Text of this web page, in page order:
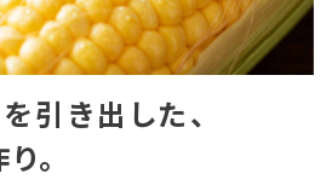
引き出した、
。